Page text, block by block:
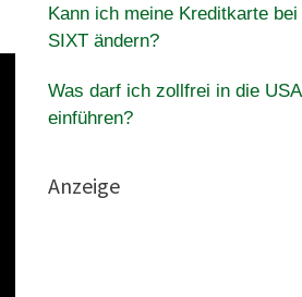
Kann ich meine Kreditkarte bei
SIXT ändern?
Was darf ich zollfrei in die USA
einführen?
Anzeige